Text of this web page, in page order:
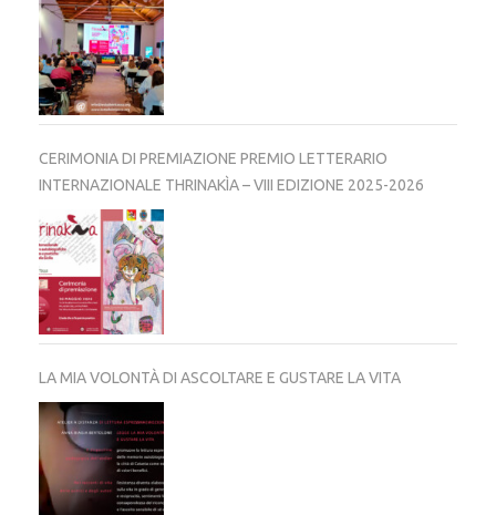
CERIMONIA DI PREMIAZIONE PREMIO LETTERARIO
INTERNAZIONALE THRINAKÌA – VIII EDIZIONE 2025-2026
LA MIA VOLONTÀ DI ASCOLTARE E GUSTARE LA VITA